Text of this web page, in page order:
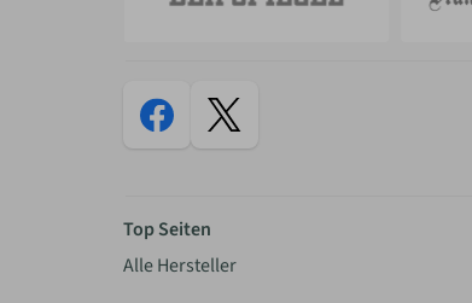
Top Seiten
Alle Hersteller